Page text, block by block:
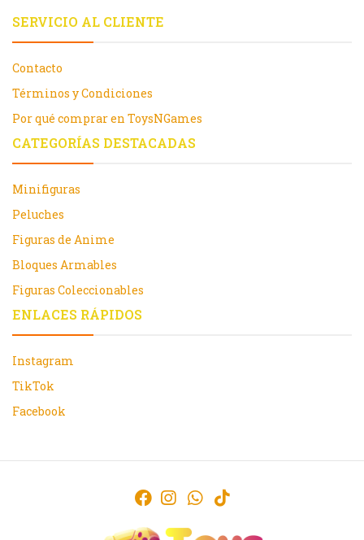
SERVICIO AL CLIENTE
Contacto
Términos y Condiciones
Por qué comprar en ToysNGames
CATEGORÍAS DESTACADAS
Minifiguras
Peluches
Figuras de Anime
Bloques Armables
Figuras Coleccionables
ENLACES RÁPIDOS
Instagram
TikTok
Facebook